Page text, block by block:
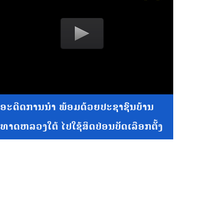
ອະດີດການນໍາ ພ້ອມດ້ວຍປະຊາຊົນບ້ານ
ທາດຫລວງໃຕ້ ໄປໃຊ້ສິດປ່ອນບັດເລືອກຕັ້ງ